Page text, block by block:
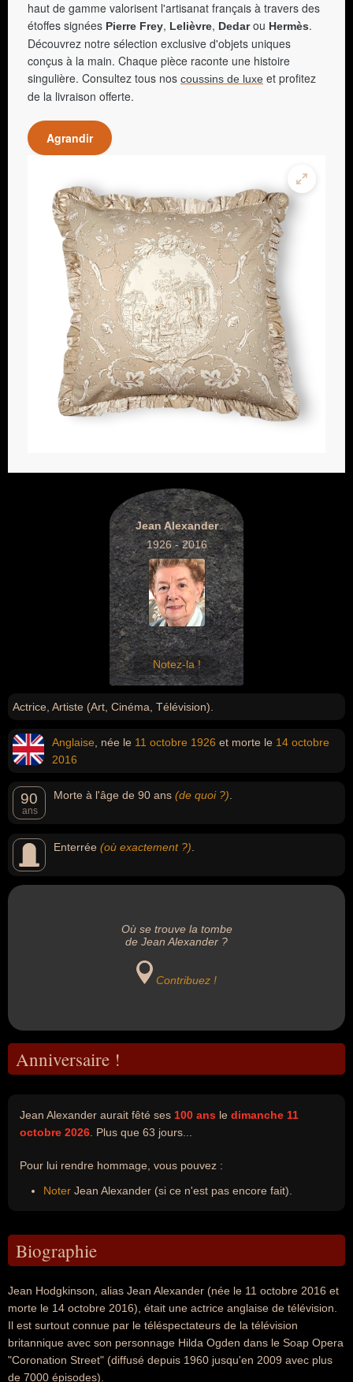
haut de gamme valorisent l'artisanat français à travers des
étoffes signées Pierre Frey, Lelièvre, Dedarou Hermès.
Découvrez notre sélection exclusive d'objets uniques
conçus à la main. Chaque pièce raconte une histoire
singulière. Consultez tous nos coussins de luxe et profitez
de la livraison offerte.
Agrandir
Jean Alexander
1926 - 2016
Notez-la !
Actrice, Artiste (Art, Cinéma, Télévision).
Anglaise , née le 11 octobre 1926 et morte le 14 octobre
2016
90
ans
Morte à l'âge de 90 ans (de quoi ?)
Enterrée (où exactement ?)
Où se trouve la tombe
de Jean Alexander ?
Contribuez !
Anniversaire !
Jean Alexander aurait fêté ses 100 ans le dimanche 11
octobre 2026 . Plus que 63 jours...
Pour lui rendre hommage, vous pouvez :
Noter Jean Alexander (si ce n'est pas encore fait).
Biographie
Jean Hodgkinson, alias Jean Alexander (née le 11 octobre 2016 et
morte le 14 octobre 2016), était une actrice anglaise de télévision.
Il est surtout connue par le téléspectateurs de la télévision
britannique avec son personnage Hilda Ogden dans le Soap Opera
"Coronation Street" (diffusé depuis 1960 jusqu'en 2009 avec plus
de 7000 épisodes).